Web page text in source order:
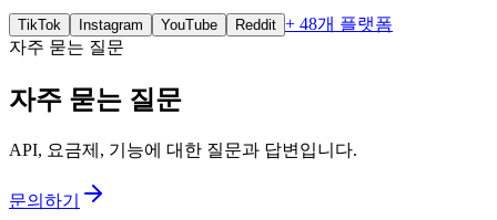
TikTok Instagram YouTube Reddit + 48개 플랫폼
자주 묻는 질문
자주 묻는 질문
API, 요금제, 기능에 대한 질문과 답변입니다.
문의하기